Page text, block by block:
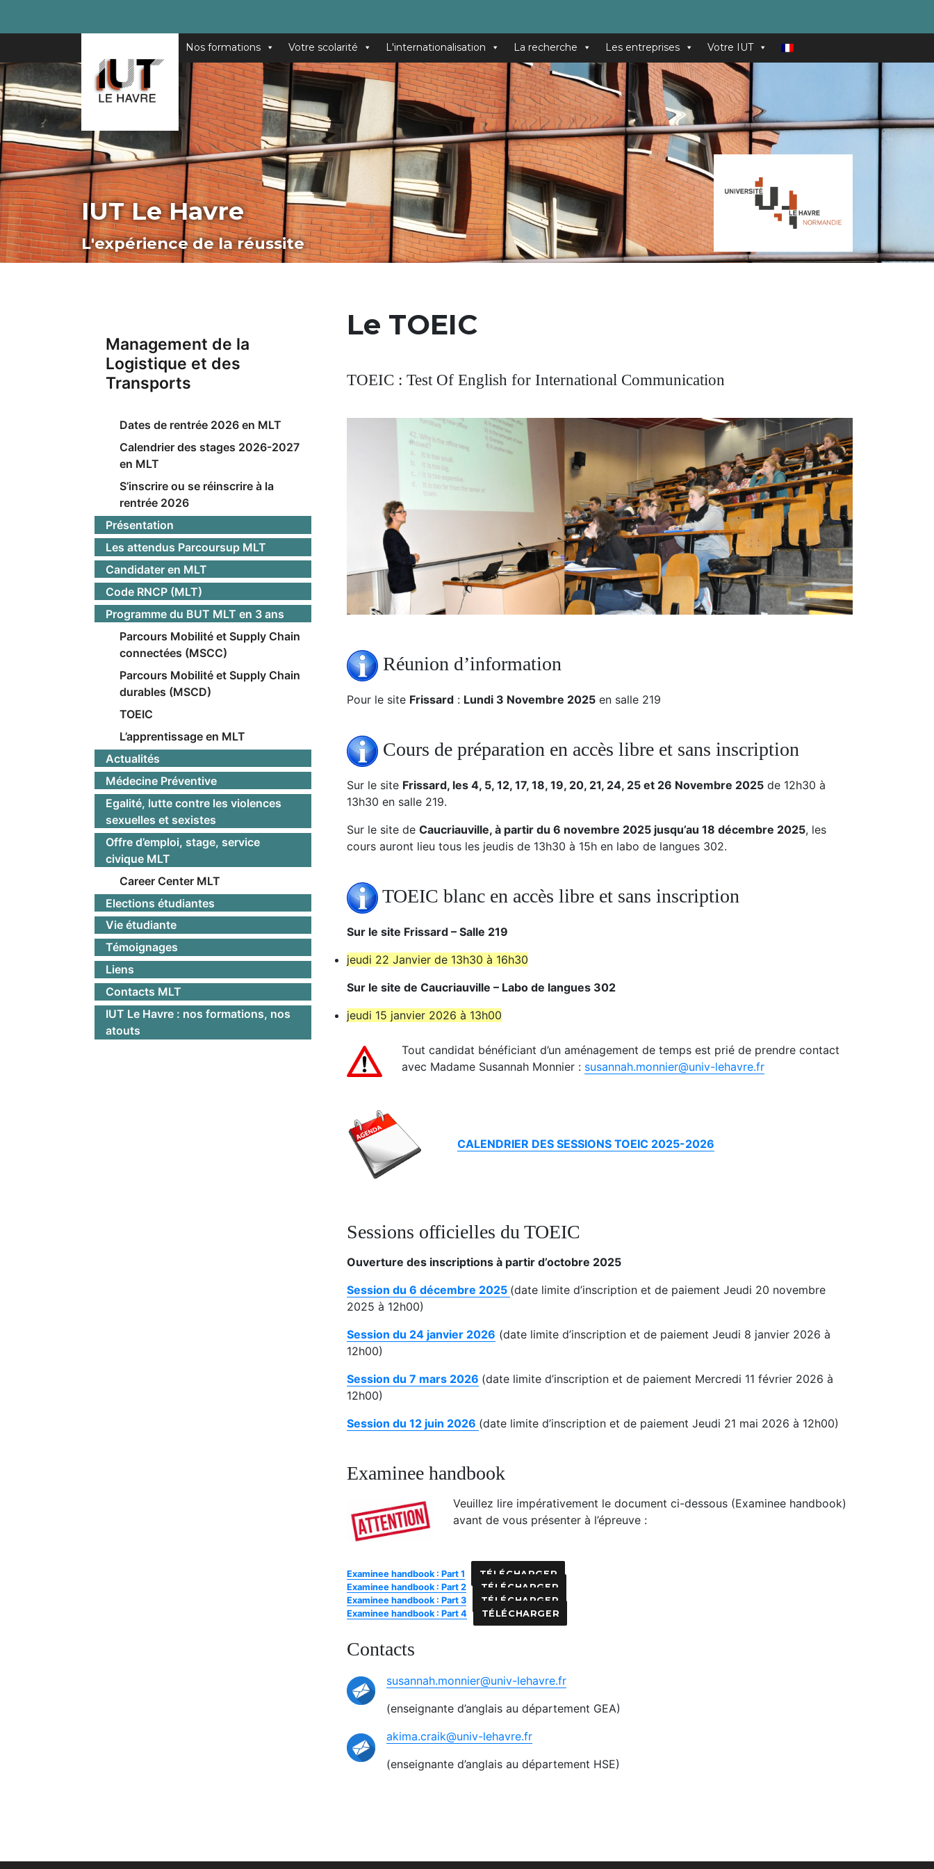
Nos formations Votre scolarité L'internationalisation La recherche Les entreprises Votre IUT
IUT Le Havre
L'expérience de la réussite
Management de la
Logistique et des
Transports
Dates de rentrée 2026 en MLT
Calendrier des stages 2026-2027
en MLT
S’inscrire ou se réinscrire à la
rentrée 2026
Présentation
Les attendus Parcoursup MLT
Candidater en MLT
Code RNCP (MLT)
Programme du BUT MLT en 3 ans
Parcours Mobilité et Supply Chain
connectées (MSCC)
Parcours Mobilité et Supply Chain
durables (MSCD)
TOEIC
L’apprentissage en MLT
Actualités
Médecine Préventive
Egalité, lutte contre les violences
sexuelles et sexistes
Offre d’emploi, stage, service
civique MLT
Career Center MLT
Elections étudiantes
Vie étudiante
Témoignages
Liens
Contacts MLT
IUT Le Havre : nos formations, nos
atouts
Le TOEIC
TOEIC : Test Of English for International Communication
Réunion d’information
Pour le site Frissard: Lundi 3 Novembre 2025en salle 219
Cours de préparation en accès libre et sans inscription
Sur le site Frissard, les 4, 5, 12, 17, 18, 19, 20, 21, 24, 25 et 26 Novembre 2025de 12h30 à
13h30 en salle 219.
Sur le site de Caucriauville, à partir du 6 novembre 2025 jusqu’au 18 décembre 2025, les
cours auront lieu tous les jeudis de 13h30 à 15h en labo de langues 302.
TOEIC blanc en accès libre et sans inscription
Sur le site Frissard – Salle 219
jeudi 22 Janvier de 13h30 à 16h30
Sur le site de Caucriauville – Labo de langues 302
jeudi 15 janvier 2026 à 13h00
Tout candidat bénéficiant d’un aménagement de temps est prié de prendre contact
avec Madame Susannah Monnier : susannah.monnier@univ-lehavre.fr
CALENDRIER DES SESSIONS TOEIC 2025-2026
Sessions officielles du TOEIC
Ouverture des inscriptions à partir d’octobre 2025
Session du 6 décembre 2025 (date limite d’inscription et de paiement Jeudi 20 novembre
2025 à 12h00)
Session du 24 janvier 2026 (date limite d’inscription et de paiement Jeudi 8 janvier 2026 à
12h00)
Session du 7 mars 2026 (date limite d’inscription et de paiement Mercredi 11 février 2026 à
12h00)
Session du 12 juin 2026 (date limite d’inscription et de paiement Jeudi 21 mai 2026 à 12h00)
Examinee handbook
Veuillez lire impérativement le document ci-dessous (Examinee handbook)
avant de vous présenter à l’épreuve :
Examinee handbook : Part 1
TÉLÉCHARGER
Examinee handbook : Part 2
TÉLÉCHARGER
Examinee handbook : Part 3
TÉLÉCHARGER
Examinee handbook : Part 4
TÉLÉCHARGER
Contacts
susannah.monnier@univ-lehavre.fr
(enseignante d’anglais au département GEA)
akima.craik@univ-lehavre.fr
(enseignante d’anglais au département HSE)